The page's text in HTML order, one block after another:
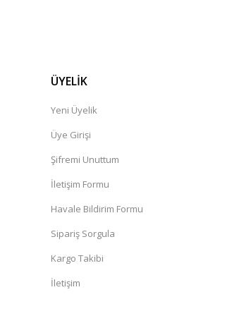
ÜYELİK
Yeni Üyelik
Üye Girişi
Şifremi Unuttum
İletişim Formu
Havale Bildirim Formu
Sipariş Sorgula
Kargo Takibi
İletişim